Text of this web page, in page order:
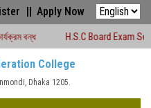
Apply Now
H.S.C Board Exam Seat Plan (
College
Dhaka 1205.